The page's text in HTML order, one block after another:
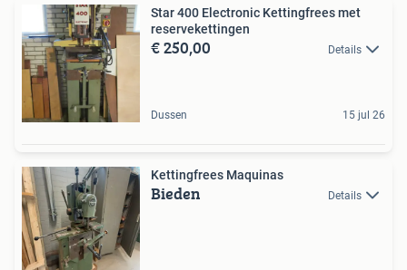
Star 400 Electronic Kettingfrees met
reservekettingen
€ 250,00 Details
Dussen 15 jul 26
Kettingfrees Maquinas
Bieden Details